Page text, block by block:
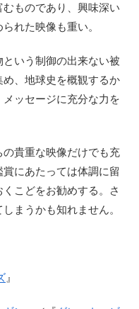
ものであり、興味深い
れた映像も重い。
いう制御の出来ない被
、地球史を概観するか
ッセージに充分な力を
貴重な映像だけでも充
にあたっては体調に留
こどをお勧めする。さ
まうかも知れません。
』